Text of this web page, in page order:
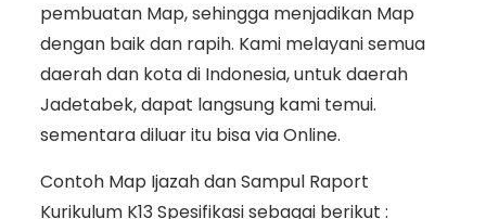
pembuatan Map, sehingga menjadikan Map
dengan baik dan rapih. Kami melayani semua
daerah dan kota di Indonesia, untuk daerah
Jadetabek, dapat langsung kami temui.
sementara diluar itu bisa via Online.
Contoh Map Ijazah dan Sampul Raport
Kurikulum K13 Spesifikasi sebagai berikut :